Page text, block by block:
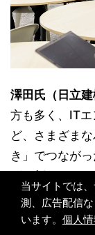
澤田氏（日立建
方も多く、IT
ど、さまざま
き」でつなが
思います。
当サイトでは
測、広告配信
います。 個人